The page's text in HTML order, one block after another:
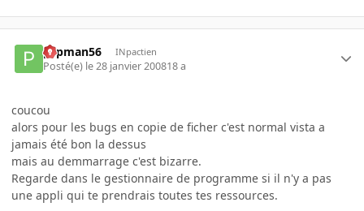
pspman56 INpactien
Posté(e) le 28 janvier 200818 a
coucou
alors pour les bugs en copie de ficher c'est normal vista a
jamais été bon la dessus
mais au demmarrage c'est bizarre.
Regarde dans le gestionnaire de programme si il n'y a pas
une appli qui te prendrais toutes tes ressources.